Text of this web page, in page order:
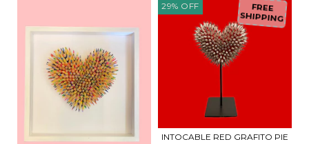
29% OFF FREE
SHIPPING
INTOCABLE RED GRAFITO PIE